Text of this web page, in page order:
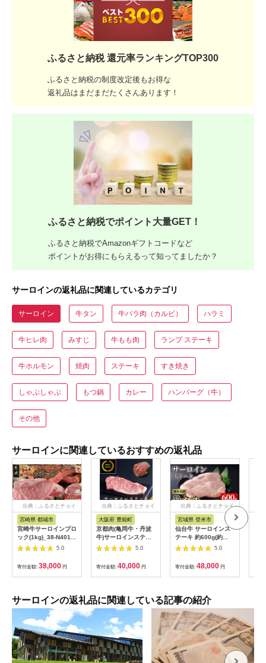
ふるさと納税 還元率ランキングTOP300
ふるさと納税の制度改定後もお得な
返礼品はまだまだたくさんあります！
ふるさと納税でポイント大量GET！
ふるさと納税でAmazonギフトコードなど
ポイントがお得にもらえるって知ってましたか？
サーロインの返礼品に関連しているカテゴリ
サーロイン 牛タン 牛バラ肉（カルビ） ハラミ
牛ヒレ肉 みすじ 牛もも肉 ランプ ステーキ
牛ホルモン 焼肉 ステーキ すき焼き
しゃぶしゃぶ もつ鍋 カレー ハンバーグ（牛）
その他
サーロインに関連しているおすすめの返礼品
出典：ふるさとチョイ
宮崎県 都城市
宮崎牛サーロインブロ
ック(1kg)_38-N401_(
都城市 ) 牛肉 宮崎県
産 宮崎牛 サーロイン
ステーキ 焼肉 BBQ 4
等級以上 サシ ブロッ
ク 1㎏ 自分好みのス
5.0
寄付金額: 38,000 円
出典：ふるさとチョイ
大阪府 豊能町
京都肉(亀岡牛・丹波
牛)サーロインステー
キ3枚(約600g)
【1097659】
5.0
寄付金額: 40,000 円
出典：ふるさとチョイ
宮城県 登米市
仙台牛 サーロインス
テーキ 約600g(約
300g×2枚) 牛肉 肉 お
肉 登米産 味付き 厚切
り 冷凍【株式会社佐
利】tm242
5.0
寄付金額: 48,000 円
サーロインの返礼品に関連している記事の紹介